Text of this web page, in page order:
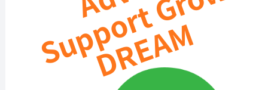
DREAM